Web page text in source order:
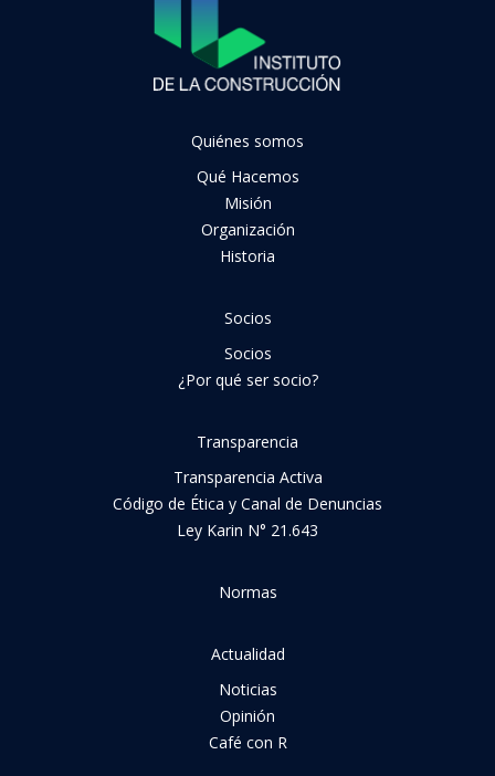
Quiénes somos
Qué Hacemos
Misión
Organización
Historia
Socios
Socios
¿Por qué ser socio?
Transparencia
Transparencia Activa
Código de Ética y Canal de Denuncias
Ley Karin N° 21.643
Normas
Actualidad
Noticias
Opinión
Café con R